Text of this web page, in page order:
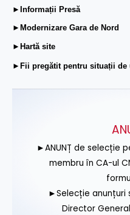
►Informații Presă
►Modernizare Gara de Nord
►Hartă site
►Fii pregătit pentru situații de
►ANUNȚ de selecție
membru în CA-ul
►Selecție anunțuri
Director